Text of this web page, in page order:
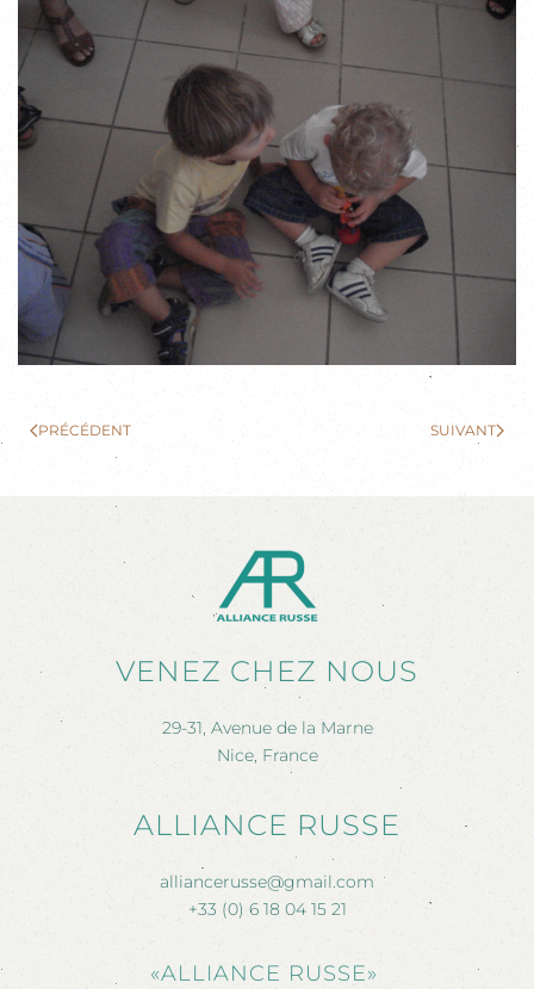
PRÉCÉDENT SUIVANT
VENEZ CHEZ NOUS
29-31, Avenue de la Marne
Nice, France
ALLIANCE RUSSE
alliancerusse@gmail.com
+33 (0) 6 18 04 15 21
«ALLIANCE RUSSE»